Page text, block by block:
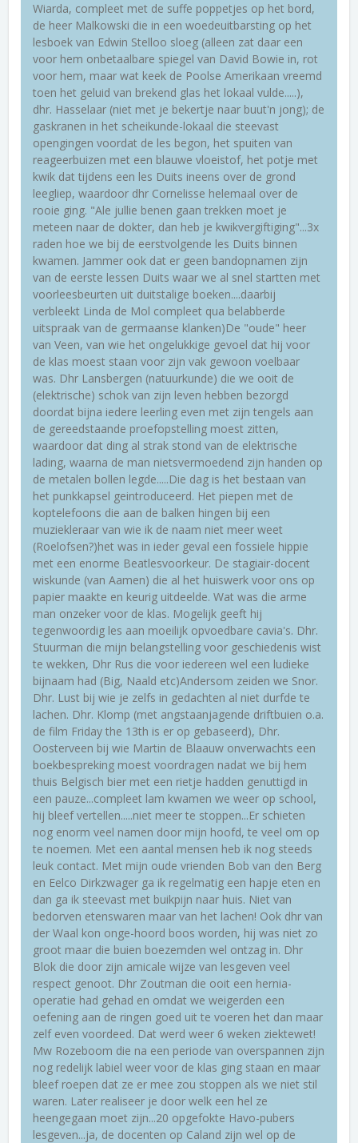
Wiarda, compleet met de suffe poppetjes op het bord,
de heer Malkowski die in een woedeuitbarsting op het
lesboek van Edwin Stelloo sloeg (alleen zat daar een
voor hem onbetaalbare spiegel van David Bowie in, rot
voor hem, maar wat keek de Poolse Amerikaan vreemd
toen het geluid van brekend glas het lokaal vulde.....),
dhr. Hasselaar (niet met je bekertje naar buut'n jong); de
gaskranen in het scheikunde-lokaal die steevast
opengingen voordat de les begon, het spuiten van
reageerbuizen met een blauwe vloeistof, het potje met
kwik dat tijdens een les Duits ineens over de grond
leegliep, waardoor dhr Cornelisse helemaal over de
rooie ging. "Ale jullie benen gaan trekken moet je
meteen naar de dokter, dan heb je kwikvergiftiging"...3x
raden hoe we bij de eerstvolgende les Duits binnen
kwamen. Jammer ook dat er geen bandopnamen zijn
van de eerste lessen Duits waar we al snel startten met
voorleesbeurten uit duitstalige boeken....daarbij
verbleekt Linda de Mol compleet qua belabberde
uitspraak van de germaanse klanken)De "oude" heer
van Veen, van wie het ongelukkige gevoel dat hij voor
de klas moest staan voor zijn vak gewoon voelbaar
was. Dhr Lansbergen (natuurkunde) die we ooit de
(elektrische) schok van zijn leven hebben bezorgd
doordat bijna iedere leerling even met zijn tengels aan
de gereedstaande proefopstelling moest zitten,
waardoor dat ding al strak stond van de elektrische
lading, waarna de man nietsvermoedend zijn handen op
de metalen bollen legde.....Die dag is het bestaan van
het punkkapsel geintroduceerd. Het piepen met de
koptelefoons die aan de balken hingen bij een
muziekleraar van wie ik de naam niet meer weet
(Roelofsen?)het was in ieder geval een fossiele hippie
met een enorme Beatlesvoorkeur. De stagiair-docent
wiskunde (van Aamen) die al het huiswerk voor ons op
papier maakte en keurig uitdeelde. Wat was die arme
man onzeker voor de klas. Mogelijk geeft hij
tegenwoordig les aan moeilijk opvoedbare cavia's. Dhr.
Stuurman die mijn belangstelling voor geschiedenis wist
te wekken, Dhr Rus die voor iedereen wel een ludieke
bijnaam had (Big, Naald etc)Andersom zeiden we Snor.
Dhr. Lust bij wie je zelfs in gedachten al niet durfde te
lachen. Dhr. Klomp (met angstaanjagende driftbuien o.a.
de film Friday the 13th is er op gebaseerd), Dhr.
Oosterveen bij wie Martin de Blaauw onverwachts een
boekbespreking moest voordragen nadat we bij hem
thuis Belgisch bier met een rietje hadden genuttigd in
een pauze...compleet lam kwamen we weer op school,
hij bleef vertellen.....niet meer te stoppen...Er schieten
nog enorm veel namen door mijn hoofd, te veel om op
te noemen. Met een aantal mensen heb ik nog steeds
leuk contact. Met mijn oude vrienden Bob van den Berg
en Eelco Dirkzwager ga ik regelmatig een hapje eten en
dan ga ik steevast met buikpijn naar huis. Niet van
bedorven etenswaren maar van het lachen! Ook dhr van
der Waal kon onge-hoord boos worden, hij was niet zo
groot maar die buien boezemden wel ontzag in. Dhr
Blok die door zijn amicale wijze van lesgeven veel
respect genoot. Dhr Zoutman die ooit een hernia-
operatie had gehad en omdat we weigerden een
oefening aan de ringen goed uit te voeren het dan maar
zelf even voordeed. Dat werd weer 6 weken ziektewet!
Mw Rozeboom die na een periode van overspannen zijn
nog redelijk labiel weer voor de klas ging staan en maar
bleef roepen dat ze er mee zou stoppen als we niet stil
waren. Later realiseer je door welk een hel ze
heengegaan moet zijn...20 opgefokte Havo-pubers
lesgeven...ja, de docenten op Caland zijn wel op de